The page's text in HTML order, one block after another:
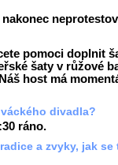
nakonec
pomoci doplnit
šaty v růžové
host má
divadla?
ráno.
a zvyky, jak se